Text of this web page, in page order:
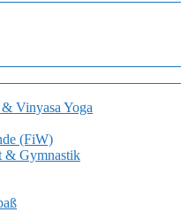
Vinyasa Yoga
(FiW)
& Gymnastik